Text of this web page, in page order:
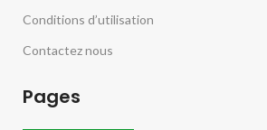
Conditions d’utilisation
Contactez nous
Pages